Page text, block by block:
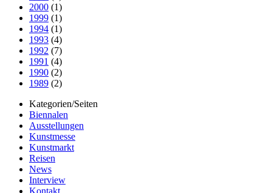
2000 (1)
1999 (1)
1994 (1)
1993 (4)
1992 (7)
1991 (4)
1990 (2)
1989 (2)
Kategorien/Seiten
Biennalen
Ausstellungen
Kunstmesse
Kunstmarkt
Reisen
News
Interview